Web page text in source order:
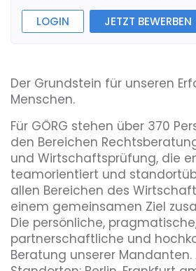
LOGIN JETZT BEWERBEN
Der Grundstein für unseren
Menschen.
Für GÖRG stehen über 370
den Bereichen
und Wirtschaftsprüfung, die
teamorientiert und
allen Bereichen des
einem gemeinsamen Ziel
Die persönliche,
partnerschaftliche und
Beratung unserer Mandanten.